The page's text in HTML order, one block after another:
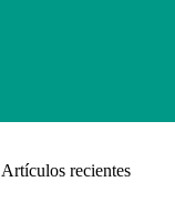
Artículos recientes